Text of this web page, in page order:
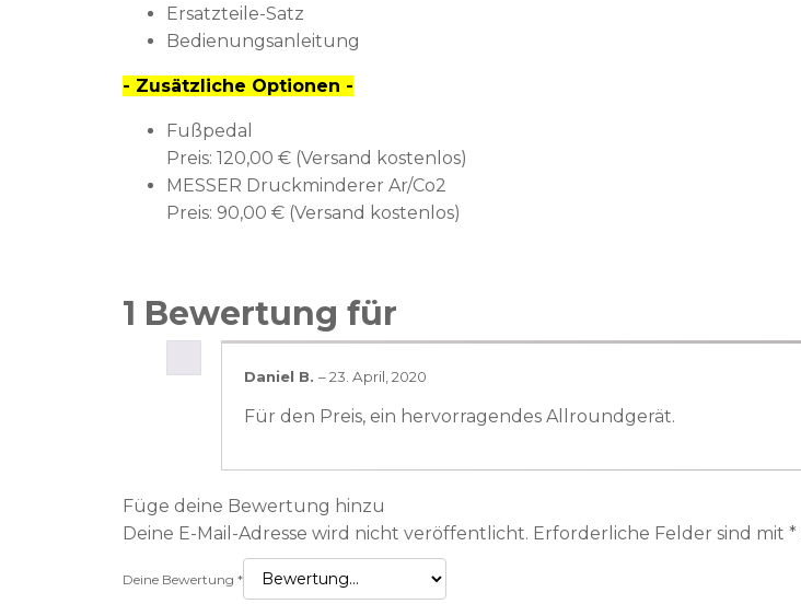
Ersatzteile-Satz
Bedienungsanleitung
- Zusätzliche Optionen -
Fußpedal
Preis: 120,00 € (Versand kostenlos)
MESSER Druckminderer Ar/Co2
Preis: 90,00 € (Versand kostenlos)
1 Bewertung für
Daniel B. –23. April, 2020
Für den Preis, ein hervorragendes Allroundgerät.
Füge deine Bewertung hinzu
Deine E-Mail-Adresse wird nicht veröffentlicht. Erforderliche Felder sind mit *
Deine Bewertung *